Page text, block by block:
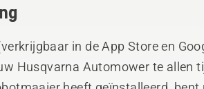
in de App Store en
Husqvarna Automower te allen